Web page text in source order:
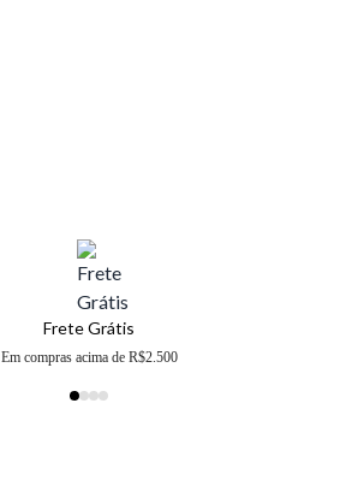
Frete Grátis
Em compras acima de R$2.500